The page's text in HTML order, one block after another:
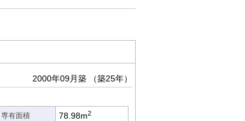
2000年09月築
（築25年）
専有面積 78.98m2